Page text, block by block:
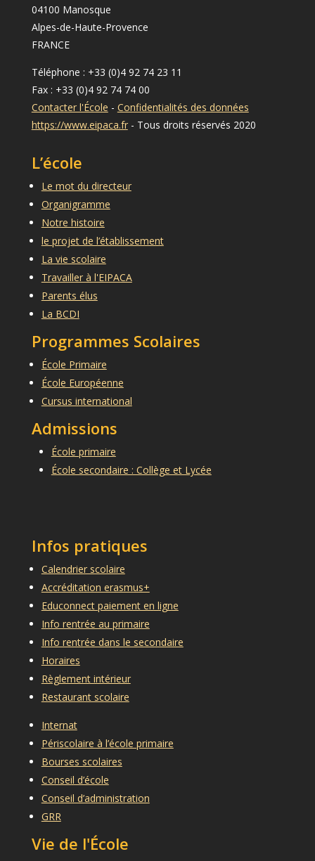
04100 Manosque
Alpes-de-Haute-Provence
FRANCE
Téléphone : +33 (0)4 92 74 23 11
Fax : +33 (0)4 92 74 74 00
Contacter l'École - Confidentialités des données
https://www.eipaca.fr- Tous droits réservés 2020
L’école
Le mot du directeur
Organigramme
Notre histoire
le projet de l’établissement
La vie scolaire
Travailler à l'EIPACA
Parents élus
La BCDI
Programmes Scolaires
École Primaire
École Européenne
Cursus international
Admissions
École primaire
École secondaire : Collège et Lycée
Infos pratiques
Calendrier scolaire
Accréditation erasmus+
Educonnect paiement en ligne
Info rentrée au primaire
Info rentrée dans le secondaire
Horaires
Règlement intérieur
Restaurant scolaire
Internat
Périscolaire à l’école primaire
Bourses scolaires
Conseil d’école
Conseil d’administration
GRR
Vie de l'École